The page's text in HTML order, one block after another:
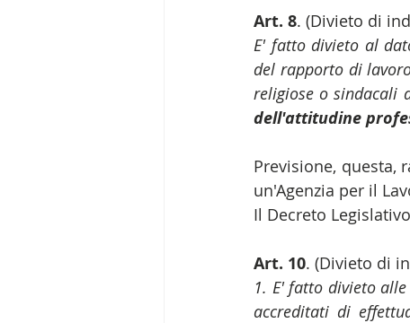
Art. 8. (Divieto di
E' fatto divieto al
del rapporto di
religiose o sindacali
dell'attitudine
Previsione, questa,
un'Agenzia per il
Il Decreto
Art. 10. (Divieto di
1. E' fatto divieto
accreditati di